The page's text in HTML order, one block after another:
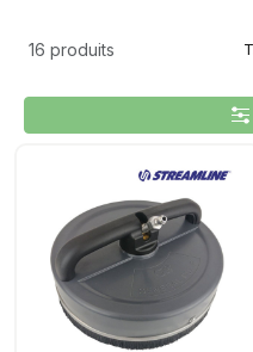
16 produits